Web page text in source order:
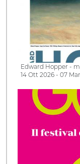
Edward Hopper -
14 Ott 2026 - 07